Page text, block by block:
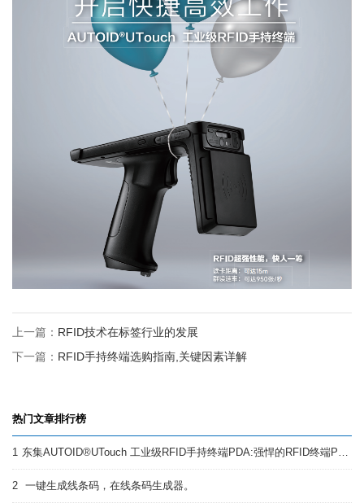
上一篇： RFID技术在标签行业的发展
下一篇： RFID手持终端选购指南,关键因素详解
热门文章排行榜
1 东集AUTOID®UTouch 工业级RFID手持终端PDA:强悍的RFID终端PDA
2 一键生成线条码，在线条码生成器。